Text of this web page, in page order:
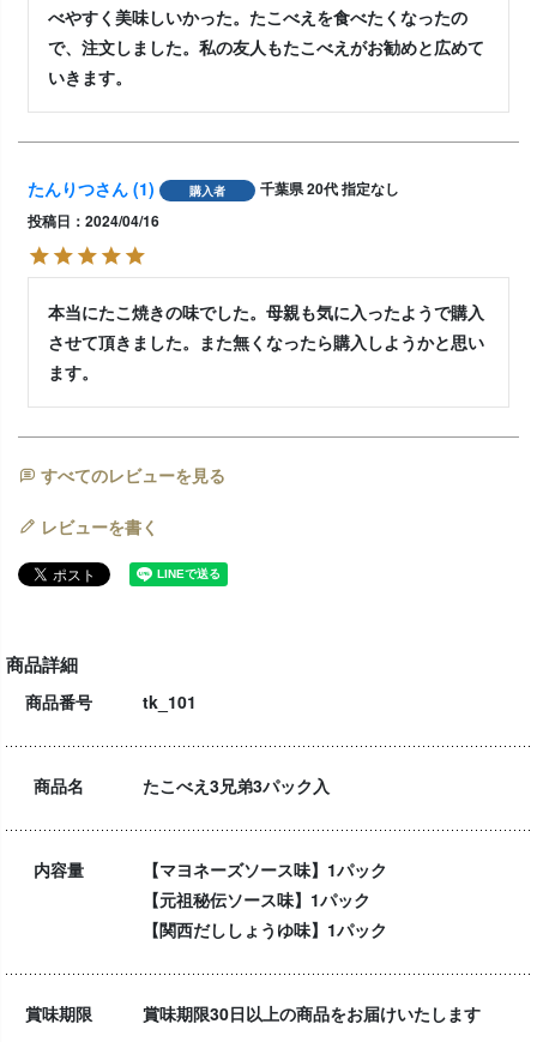
べやすく美味しいかった。たこべえを食べたくなったの
で、注文しました。私の友人もたこべえがお勧めと広めて
いきます。
たんりつ 1 購入者 千葉県20代指定なし
投稿日
2024/04/16
本当にたこ焼きの味でした。母親も気に入ったようで購入
させて頂きました。また無くなったら購入しようかと思い
すべてのレビューを見る
レビューを書く
商品詳細
商品番号 tk_101
商品名 たこべえ3兄弟3パック入
内容量
【マヨネーズソース味】1パック
【元祖秘伝ソース味】1パック
【関西だししょうゆ味】1パック
賞味期限 賞味期限30日以上の商品をお届けいたします